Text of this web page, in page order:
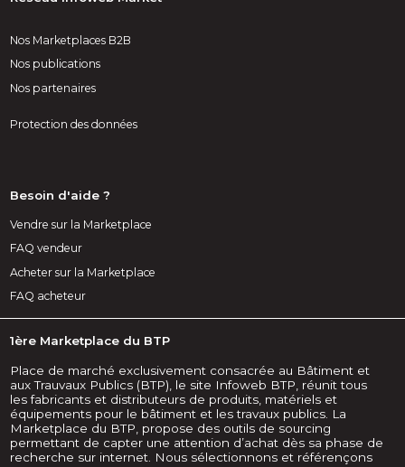
Nos Marketplaces B2B
Nos publications
Nos partenaires
Protection des données
Besoin d'aide ?
Vendre sur la Marketplace
FAQ vendeur
Acheter sur la Marketplace
FAQ acheteur
1ère Marketplace du BTP
Place de marché exclusivement consacrée au Bâtiment et
aux Trauvaux Publics (BTP), le site Infoweb BTP, réunit tous
les fabricants et distributeurs de produits, matériels et
équipements pour le bâtiment et les travaux publics. La
Marketplace du BTP, propose des outils de sourcing
permettant de capter une attention d’achat dès sa phase de
recherche sur internet. Nous sélectionnons et référençons